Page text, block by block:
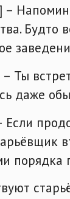
–
Будто
Ты
даже
Если
порядка